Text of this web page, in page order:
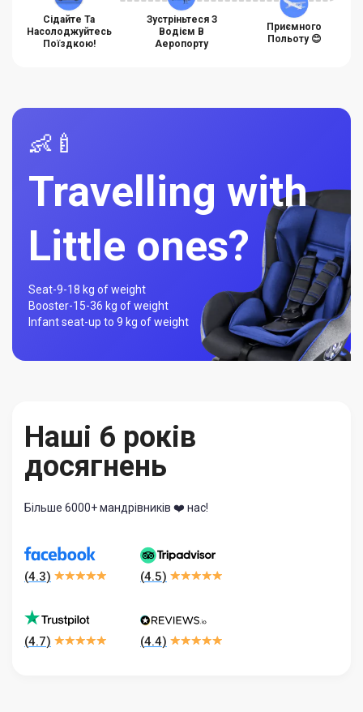
Сідайте Та
Насолоджуйтесь
Поїздкою!
Зустріньтеся З
Водієм В
Аеропорту
Приємного
Польоту 😊
👶🍼
Travelling with
Little ones?
Seat-9-18 kg of weight
Booster-15-36 kg of weight
Infant seat-up to 9 kg of weight
Наші 6 років
досягнень
Більше 6000+ мандрівників ❤️ нас!
(4.3) (4.5)
(4.7) (4.4)